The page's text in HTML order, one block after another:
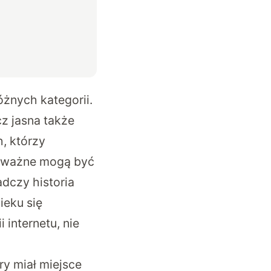
kategorii.
jasna także
którzy
mogą być
historia
się
internetu, nie
miał miejsce